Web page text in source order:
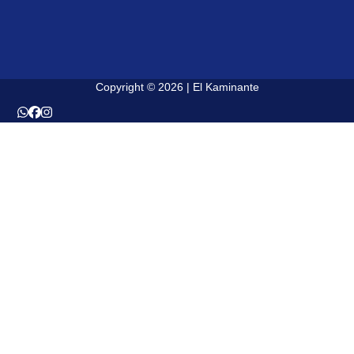
Copyright © 2026 | El Kaminante